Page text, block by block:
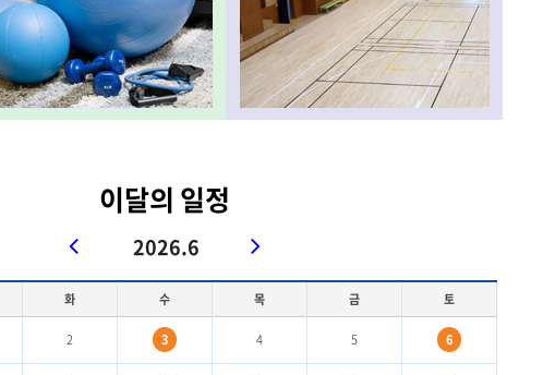
이달의 일정
2026.6
화 수 목 금 토
2 3 4 5 6